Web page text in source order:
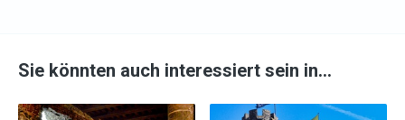
Sie könnten auch interessiert sein in…